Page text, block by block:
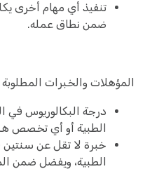
تنفيذ أي مهام أخرى
ضمن نطاق عمله.
المؤهلات والخبرات المطلوبة
درجة البكالوريوس في
الطبية أو أي تخصص
خبرة لا تقل عن سنتين
الطبية، ويفضل ضمن